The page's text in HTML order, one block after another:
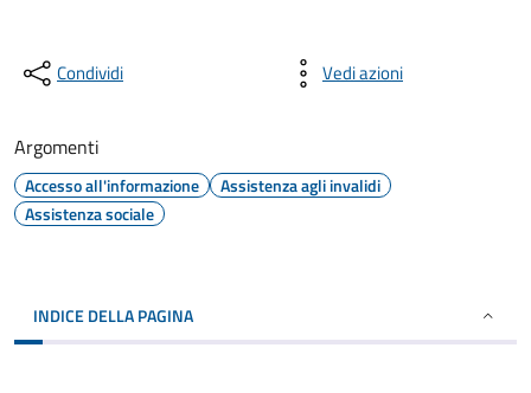
Condividi Vedi azioni
Argomenti
Accesso all'informazione
Assistenza agli invalidi
Assistenza sociale
INDICE DELLA PAGINA